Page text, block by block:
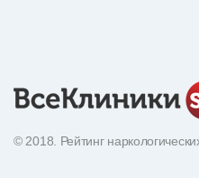
© 2018. Рейтинг